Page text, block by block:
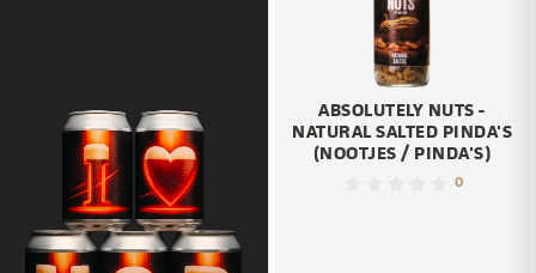
ABSOLUTELY NUTS -
NATURAL SALTED PINDA'S
(NOOTJES / PINDA'S)
0